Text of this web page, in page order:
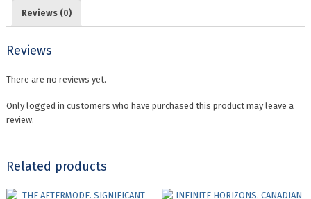
Reviews (0)
Reviews
There are no reviews yet.
Only logged in customers who have purchased this product may leave a
review.
Related products